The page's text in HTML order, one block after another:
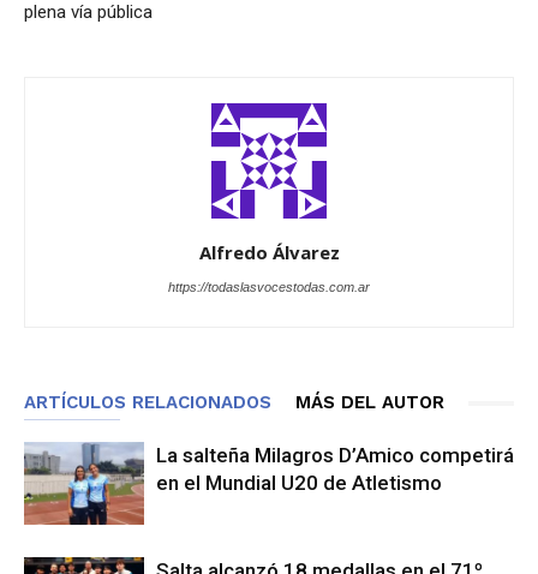
plena vía pública
Alfredo Álvarez
https://todaslasvocestodas.com.ar
ARTÍCULOS RELACIONADOS MÁS DEL AUTOR
La salteña Milagros D’Amico competirá
en el Mundial U20 de Atletismo